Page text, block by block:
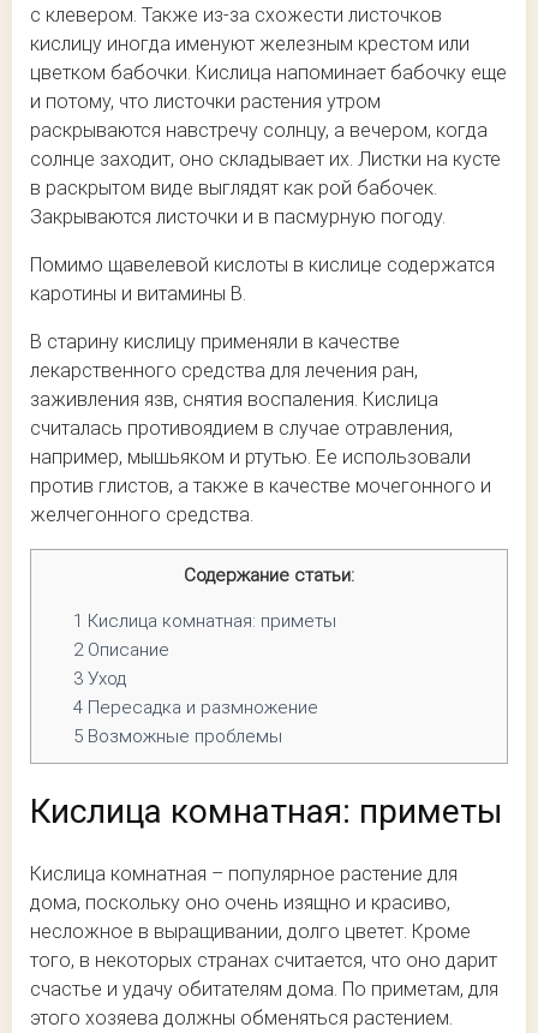
с клевером. Также из-за схожести листочков
кислицу иногда именуют железным крестом или
цветком бабочки. Кислица напоминает бабочку еще
и потому, что листочки растения утром
раскрываются навстречу солнцу, а вечером, когда
солнце заходит, оно складывает их. Листки на кусте
в раскрытом виде выглядят как рой бабочек.
Закрываются листочки и в пасмурную погоду.
Помимо щавелевой кислоты в кислице содержатся
каротины и витамины В.
В старину кислицу применяли в качестве
лекарственного средства для лечения ран,
заживления язв, снятия воспаления. Кислица
считалась противоядием в случае отравления,
например, мышьяком и ртутью. Ее использовали
против глистов, а также в качестве мочегонного и
желчегонного средства.
Содержание статьи:
1 Кислица комнатная: приметы
2Описание
3 Уход
4 Пересадка и размножение
5 Возможные проблемы
Кислица комнатная: приметы
Кислица комнатная – популярное растение для
дома, поскольку оно очень изящно и красиво,
несложное в выращивании, долго цветет. Кроме
того, в некоторых странах считается, что оно дарит
счастье и удачу обитателям дома. По приметам, для
этого хозяева должны обменяться растением.